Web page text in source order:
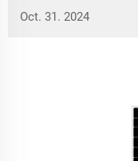
umweltfreundlich und
Oct. 31. 2024